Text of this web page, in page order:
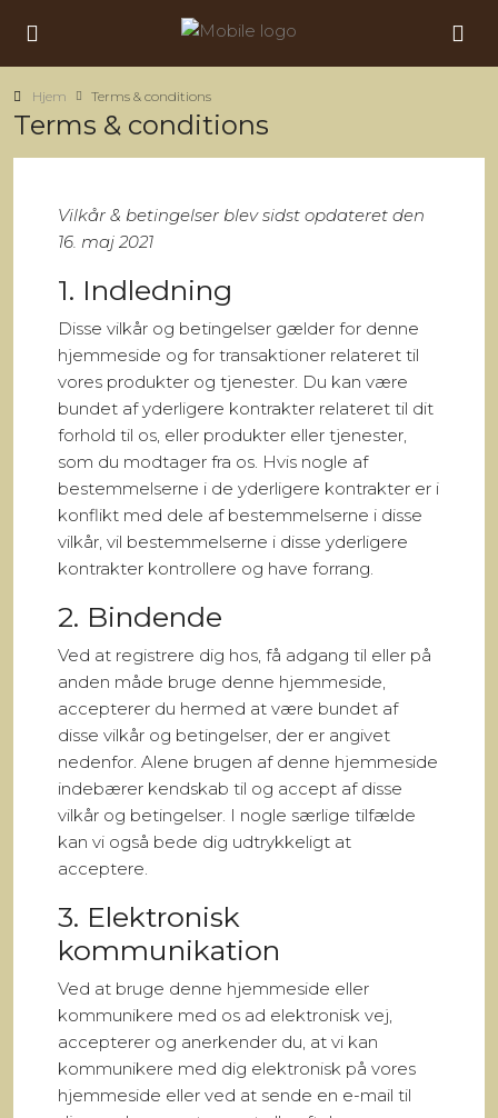
Hjem Terms & conditions
Terms & conditions
Vilkår & betingelser blev sidst opdateret den
16. maj 2021
1. Indledning
Disse vilkår og betingelser gælder for denne
hjemmeside og for transaktioner relateret til
vores produkter og tjenester. Du kan være
bundet af yderligere kontrakter relateret til dit
forhold til os, eller produkter eller tjenester,
som du modtager fra os. Hvis nogle af
bestemmelserne i de yderligere kontrakter er i
konflikt med dele af bestemmelserne i disse
vilkår, vil bestemmelserne i disse yderligere
kontrakter kontrollere og have forrang.
2. Bindende
Ved at registrere dig hos, få adgang til eller på
anden måde bruge denne hjemmeside,
accepterer du hermed at være bundet af
disse vilkår og betingelser, der er angivet
nedenfor. Alene brugen af denne hjemmeside
indebærer kendskab til og accept af disse
vilkår og betingelser. I nogle særlige tilfælde
kan vi også bede dig udtrykkeligt at
acceptere.
3. Elektronisk
kommunikation
Ved at bruge denne hjemmeside eller
kommunikere med os ad elektronisk vej,
accepterer og anerkender du, at vi kan
kommunikere med dig elektronisk på vores
hjemmeside eller ved at sende en e-mail til